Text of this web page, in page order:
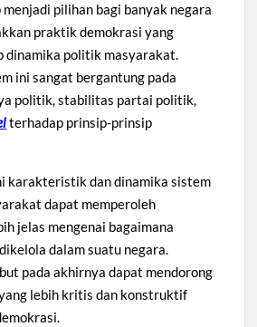
pilihan bagi banyak negara
praktik demokrasi yang
dinamika politik masyarakat.
ini sangat bergantung pada
politik, stabilitas partai politik,
terhadap prinsip-prinsip
karakteristik dan dinamika sistem
dapat memperoleh
jelas mengenai bagaimana
dalam suatu negara.
pada akhirnya dapat mendorong
lebih kritis dan konstruktif